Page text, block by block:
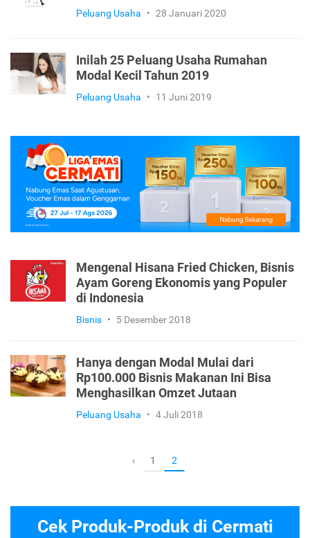
Peluang Usaha • 28 Januari 2020
Inilah 25 Peluang Usaha Rumahan
Modal Kecil Tahun 2019
Peluang Usaha • 11 Juni 2019
Mengenal Hisana Fried Chicken, Bisnis
Ayam Goreng Ekonomis yang Populer
di Indonesia
Bisnis • 5 Desember 2018
Hanya dengan Modal Mulai dari
Rp100.000 Bisnis Makanan Ini Bisa
Menghasilkan Omzet Jutaan
Peluang Usaha • 4 Juli 2018
‹ 1 2
Cek Produk-Produk di Cermati